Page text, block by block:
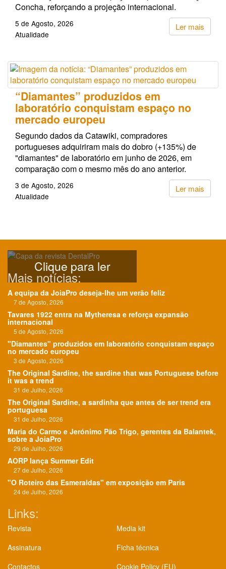
Concha, reforçando a projeção internacional.
Ler mais
5 de Agosto, 2026
Atualidade
“Diamantes” produzidos em
laboratório conquistam espaço no
mercado europeu
Segundo dados da Catawiki, compradores
portugueses adquiriram mais do dobro (+135%) de
"diamantes" de laboratório em junho de 2026, em
comparação com o mesmo mês do ano anterior.
Ler mais
3 de Agosto, 2026
Atualidade
Clique para ler
Mais notícias:
A equipa da JoiaPro deseja-lhe um verão feliz
7 de Agosto, 2026
Tavares 1922 entra na Mytheresa e reforça expansão
internacional
5 de Agosto, 2026
"Diamantes" produzidos em laboratório conquistam espaço
no mercado europeu
3 de Agosto, 2026
The Original Sardine, the sardine that was Portuguese before
it was a trend
31 de Julho, 2026
The Original Sardine, a sardinha que antes de ser trend era
portuguesa
31 de Julho, 2026
Maria do Carmo e Jerónimo Pão Trigo, gerentes da Balantek,
sobre a JoiaPro
29 de Julho, 2026
AORP lança Summer Edit
27 de Julho, 2026
"O Roteiro das Esmeraldas" em exposição em Paris
24 de Julho, 2026
Links:
Revista
Assinatura
Contactos
Media kit
Ficha técnica
Cookie Policy (EU)